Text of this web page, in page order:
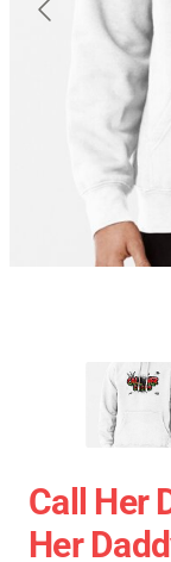
Call Her
Her